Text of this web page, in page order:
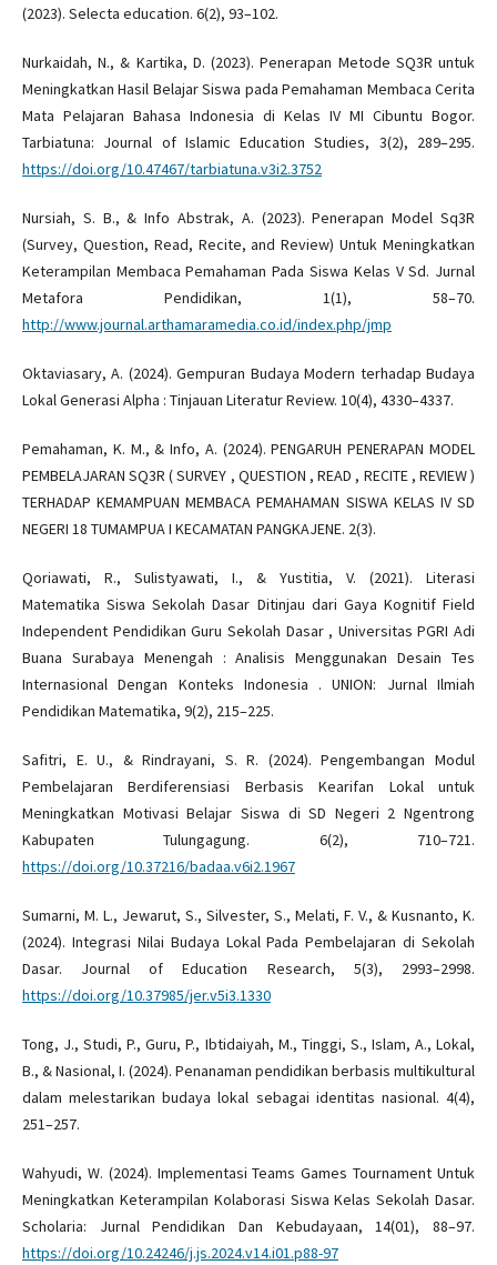
(2023). Selecta education. 6(2), 93–102.
Nurkaidah, N., & Kartika, D. (2023). Penerapan Metode SQ3R untuk
Meningkatkan Hasil Belajar Siswa pada Pemahaman Membaca Cerita
Mata Pelajaran Bahasa Indonesia di Kelas IV MI Cibuntu Bogor.
Tarbiatuna: Journal of Islamic Education Studies, 3(2), 289–295.
https://doi.org/10.47467/tarbiatuna.v3i2.3752
Nursiah, S. B., & Info Abstrak, A. (2023). Penerapan Model Sq3R
(Survey, Question, Read, Recite, and Review) Untuk Meningkatkan
Keterampilan Membaca Pemahaman Pada Siswa Kelas V Sd. Jurnal
Metafora Pendidikan, 1(1), 58–70.
http://www.journal.arthamaramedia.co.id/index.php/jmp
Oktaviasary, A. (2024). Gempuran Budaya Modern terhadap Budaya
Lokal Generasi Alpha : Tinjauan Literatur Review. 10(4), 4330–4337.
Pemahaman, K. M., & Info, A. (2024). PENGARUH PENERAPAN MODEL
PEMBELAJARAN SQ3R ( SURVEY , QUESTION , READ , RECITE , REVIEW )
TERHADAP KEMAMPUAN MEMBACA PEMAHAMAN SISWA KELAS IV SD
NEGERI 18 TUMAMPUA I KECAMATAN PANGKAJENE. 2(3).
Qoriawati, R., Sulistyawati, I., & Yustitia, V. (2021). Literasi
Matematika Siswa Sekolah Dasar Ditinjau dari Gaya Kognitif Field
Independent Pendidikan Guru Sekolah Dasar , Universitas PGRI Adi
Buana Surabaya Menengah : Analisis Menggunakan Desain Tes
Internasional Dengan Konteks Indonesia . UNION: Jurnal Ilmiah
Pendidikan Matematika, 9(2), 215–225.
Safitri, E. U., & Rindrayani, S. R. (2024). Pengembangan Modul
Pembelajaran Berdiferensiasi Berbasis Kearifan Lokal untuk
Meningkatkan Motivasi Belajar Siswa di SD Negeri 2 Ngentrong
Kabupaten Tulungagung. 6(2), 710–721.
https://doi.org/10.37216/badaa.v6i2.1967
Sumarni, M. L., Jewarut, S., Silvester, S., Melati, F. V., & Kusnanto, K.
(2024). Integrasi Nilai Budaya Lokal Pada Pembelajaran di Sekolah
Dasar. Journal of Education Research, 5(3), 2993–2998.
https://doi.org/10.37985/jer.v5i3.1330
Tong, J., Studi, P., Guru, P., Ibtidaiyah, M., Tinggi, S., Islam, A., Lokal,
B., & Nasional, I. (2024). Penanaman pendidikan berbasis multikultural
dalam melestarikan budaya lokal sebagai identitas nasional. 4(4),
251–257.
Wahyudi, W. (2024). Implementasi Teams Games Tournament Untuk
Meningkatkan Keterampilan Kolaborasi Siswa Kelas Sekolah Dasar.
Scholaria: Jurnal Pendidikan Dan Kebudayaan, 14(01), 88–97.
https://doi.org/10.24246/j.js.2024.v14.i01.p88-97